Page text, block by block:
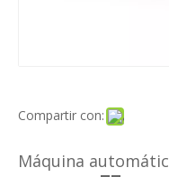
Compartir con:
Máquina